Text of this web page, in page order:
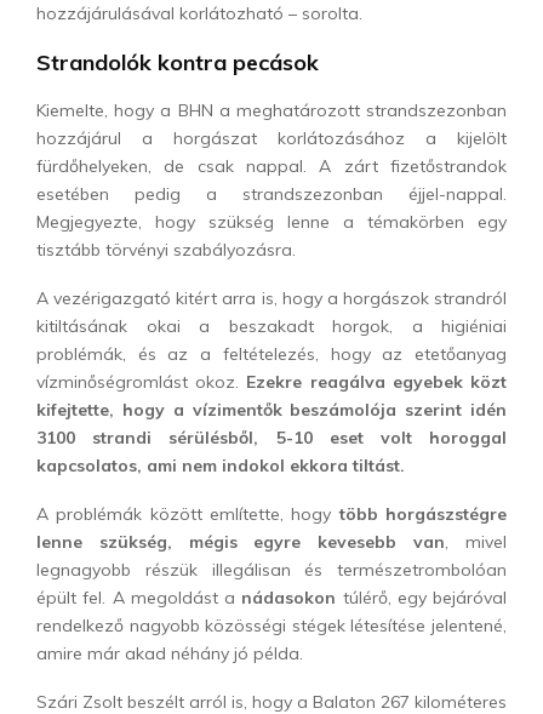
hozzájárulásával korlátozható – sorolta.
Strandolók kontra pecások
Kiemelte, hogy a BHN a meghatározott strandszezonban
hozzájárul a horgászat korlátozásához a kijelölt
fürdőhelyeken, de csak nappal. A zárt fizetőstrandok
esetében pedig a strandszezonban éjjel-nappal.
Megjegyezte, hogy szükség lenne a témakörben egy
tisztább törvényi szabályozásra.
A vezérigazgató kitért arra is, hogy a horgászok strandról
kitiltásának okai a beszakadt horgok, a higiéniai
problémák, és az a feltételezés, hogy az etetőanyag
vízminőségromlást okoz. Ezekre reagálva egyebek közt
kifejtette, hogy a vízimentők beszámolója szerint idén
3100 strandi sérülésből, 5-10 eset volt horoggal
kapcsolatos, ami nem indokol ekkora tiltást.
A problémák között említette, hogytöbb horgászstégre
lenne szükség, mégis egyre kevesebb van, mivel
legnagyobb részük illegálisan és természetrombolóan
épült fel. A megoldást a nádasokon túlérő, egy bejáróval
rendelkező nagyobb közösségi stégek létesítése jelentené,
amire már akad néhány jó példa.
Szári Zsolt beszélt arról is, hogy a Balaton 267 kilométeres